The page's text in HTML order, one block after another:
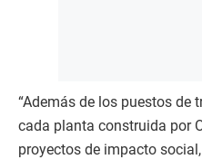
“Además de los puestos de
cada planta construida por
proyectos de impacto